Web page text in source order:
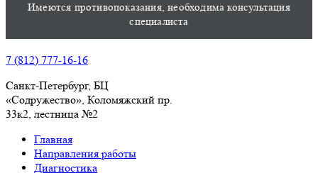
Имеются противопоказания, необходима консультация
специалиста
7 (812) 777-16-16
Санкт-Петербург, БЦ
«Содружество», Колoмяжский пр.
33к2, лестница №2
Главная
Направления работы
Диагностика